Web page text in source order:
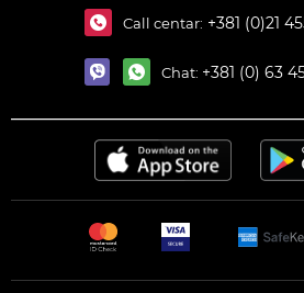
Call centar: +381 (0)21
Chat: +381 (0) 63